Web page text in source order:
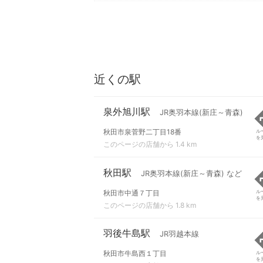
近くの駅
泉外旭川駅 JR奥羽本線(新庄～青森)
秋田市泉菅野二丁目18番
このページの店舗から 1.4 km
ル
を
秋田駅 JR奥羽本線(新庄～青森) など
秋田市中通７丁目
このページの店舗から 1.8 km
ル
を
羽後牛島駅 JR羽越本線
秋田市牛島西１丁目
ル
を